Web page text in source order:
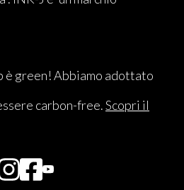
è green! Abbiamo adottato
carbon-free.Scopri il